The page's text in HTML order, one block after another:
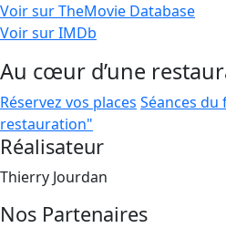
Voir sur TheMovie Database
Voir sur IMDb
Au cœur d’une
Réservez vos places Séances
restauration"
Réalisateur
Thierry Jourdan
Nos Partenaires